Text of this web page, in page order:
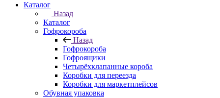
Каталог
Назад
Каталог
Гофрокороба
Назад
Гофрокороба
Гофроящики
Четырёхклапанные короба
Коробки для переезда
Коробки для маркетплейсов
Обувная упаковка